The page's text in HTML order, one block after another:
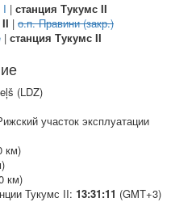
I | станция Тукумс II
| о.п. Правини (закр.)
| станция Тукумс II
(LDZ)
участок эксплуатации
км)
км)
Тукумс II: 13:31:12 (GMT+3)